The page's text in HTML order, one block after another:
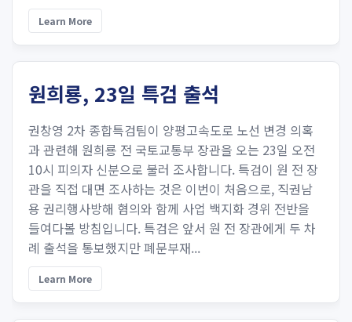
Learn More
원희룡, 23일 특검 출석
권창영 2차 종합특검팀이 양평고속도로 노선 변경 의혹
과 관련해 원희룡 전 국토교통부 장관을 오는 23일 오전
10시 피의자 신분으로 불러 조사합니다. 특검이 원 전 장
관을 직접 대면 조사하는 것은 이번이 처음으로, 직권남
용 권리행사방해 혐의와 함께 사업 백지화 경위 전반을
들여다볼 방침입니다. 특검은 앞서 원 전 장관에게 두 차
례 출석을 통보했지만 폐문부재...
Learn More